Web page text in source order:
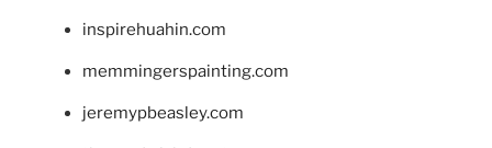
inspirehuahin.com
memmingerspainting.com
jeremypbeasley.com